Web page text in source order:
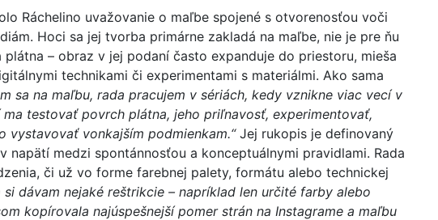
Ráchelino uvažovanie o maľbe spojené s otvorenosťou voči
Hoci sa jej tvorba primárne zakladá na maľbe, nie je pre ňu
– obraz v jej podaní často expanduje do priestoru, mieša
technikami či experimentami s materiálmi. Ako sama
sa na maľbu, rada pracujem v sériách, kedy vznikne viac vecí v
ma testovať povrch plátna, jeho priľnavosť, experimentovať,
vystavovať vonkajším podmienkam.“Jej rukopis je definovaný
napätí medzi spontánnosťou a konceptuálnymi pravidlami. Rada
či už vo forme farebnej palety, formátu alebo technickej
si dávam nejaké reštrikcie – napríklad len určité farby alebo
kopírovala najúspešnejší pomer strán na Instagrame a maľbu